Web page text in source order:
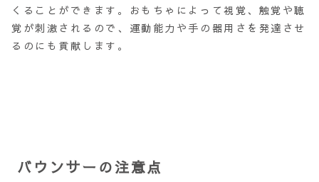
くることができます。おもちゃによって視覚、触覚や聴
覚が刺激されるので、運動能力や手の器用さを発達させ
るのにも貢献します。
バウンサーの注意点